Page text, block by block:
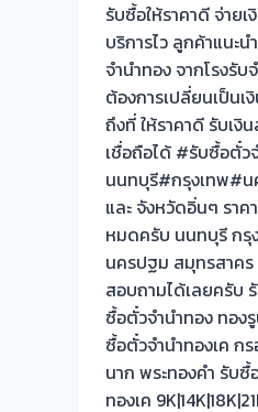
ทันที
ไม่
ต้อง
รอ
จบไว
ผล
งาน
วัน
นี
รับ
ซื้อ
ตั๋ว
รับซื้อให้ราคาดี จ่าย
บริการไว ลูกค้าแนะ
จำนำทอง จากโรงรับ
ต้องการเปลี่ยนเป็นเ
ถึงที่ ให้ราคาดี รับเ
เชื่อถือได้ #รับซื้อตั๋ว
นนทบุรี#กรุงเทพ#
และ จังหวัดอิ่นๆ ราค
หมดครับ นนทบุรี กรุ
นครปฐม สมุทรสาค
สอบถามได้เลยครับ
ซื้อตั๋วจำนำทอง ทอ
ซื้อตั๋วจำนำทองเค ก
นาก พระทองคำ รับ
ทองเค